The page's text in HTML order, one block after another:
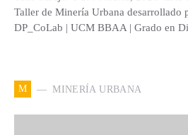
Taller de Minería Urbana desarrollado
DP_CoLab | UCM BBAA | Grado en
M MINERÍA URBANA